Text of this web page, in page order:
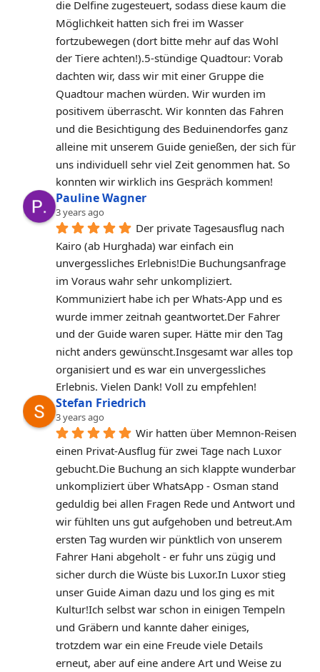
die Delfine zugesteuert, sodass diese kaum die
Möglichkeit hatten sich frei im Wasser
fortzubewegen (dort bitte mehr auf das Wohl
der Tiere achten!).5-stündige Quadtour: Vorab
dachten wir, dass wir mit einer Gruppe die
Quadtour machen würden. Wir wurden im
positivem überrascht. Wir konnten das Fahren
und die Besichtigung des Beduinendorfes ganz
alleine mit unserem Guide genießen, der sich für
uns individuell sehr viel Zeit genommen hat. So
konnten wir wirklich ins Gespräch kommen!
Pauline Wagner
3 years ago
Der private Tagesausflug nach
Kairo (ab Hurghada) war einfach ein
unvergessliches Erlebnis!Die Buchungsanfrage
im Voraus wahr sehr unkompliziert.
Kommuniziert habe ich per Whats-App und es
wurde immer zeitnah geantwortet.Der Fahrer
und der Guide waren super. Hätte mir den Tag
nicht anders gewünscht.Insgesamt war alles top
organisiert und es war ein unvergessliches
Erlebnis. Vielen Dank! Voll zu empfehlen!
Stefan Friedrich
3 years ago
Wir hatten über Memnon-Reisen
einen Privat-Ausflug für zwei Tage nach Luxor
gebucht.Die Buchung an sich klappte wunderbar
unkompliziert über WhatsApp - Osman stand
geduldig bei allen Fragen Rede und Antwort und
wir fühlten uns gut aufgehoben und betreut.Am
ersten Tag wurden wir pünktlich von unserem
Fahrer Hani abgeholt - er fuhr uns zügig und
sicher durch die Wüste bis Luxor.In Luxor stieg
unser Guide Aiman dazu und los ging es mit
Kultur!Ich selbst war schon in einigen Tempeln
und Gräbern und kannte daher einiges,
trotzdem war ein eine Freude viele Details
erneut, aber auf eine andere Art und Weise zu